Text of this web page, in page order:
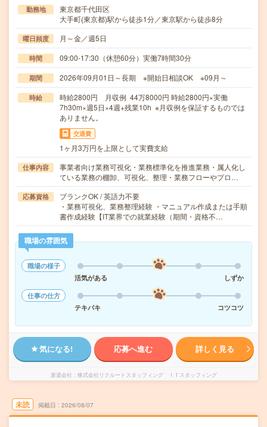
勤務地
東京都千代田区
大手町(東京都)駅から徒歩1分／東京駅から徒歩8分
曜日頻度 月～金／週5日
時間 09:00-17:30（休憩60分）実働7時間30分
期間 2026年09月01日～長期 ※開始日相談OK ※09月～
時給
時給2800円 月収例 44万8000円 時給2800円×実働
7h30m×週5日×4週+残業10h ※月収例を保証するものでは
ありません。
交通費
1ヶ月3万円を上限として実費支給
仕事内容
事業者向け業務可視化・業務標準化を推進業務・属人化し
ている業務の棚卸、可視化、整理・業務フローやプロ…
応募資格
ブランクOK / 英語力不要
・業務可視化、業務整理経験 ・マニュアル作成または手順
書作成経験【IT業界での就業経験（期間・資格不…
職場の雰囲気
職場の様子
活気がある
しずか
仕事の仕方
テキパキ
コツコツ
気になる! 応募へ進む 詳しく見る
派遣会社 株式会社リクルートスタッフィング ＩＴスタッフィング
未読 掲載日 2026/08/07